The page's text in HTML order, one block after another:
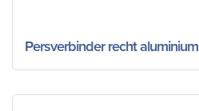
Persverbinder recht aluminium